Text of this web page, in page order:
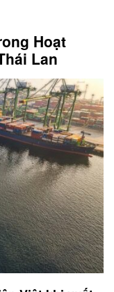
Hoạt
Lan